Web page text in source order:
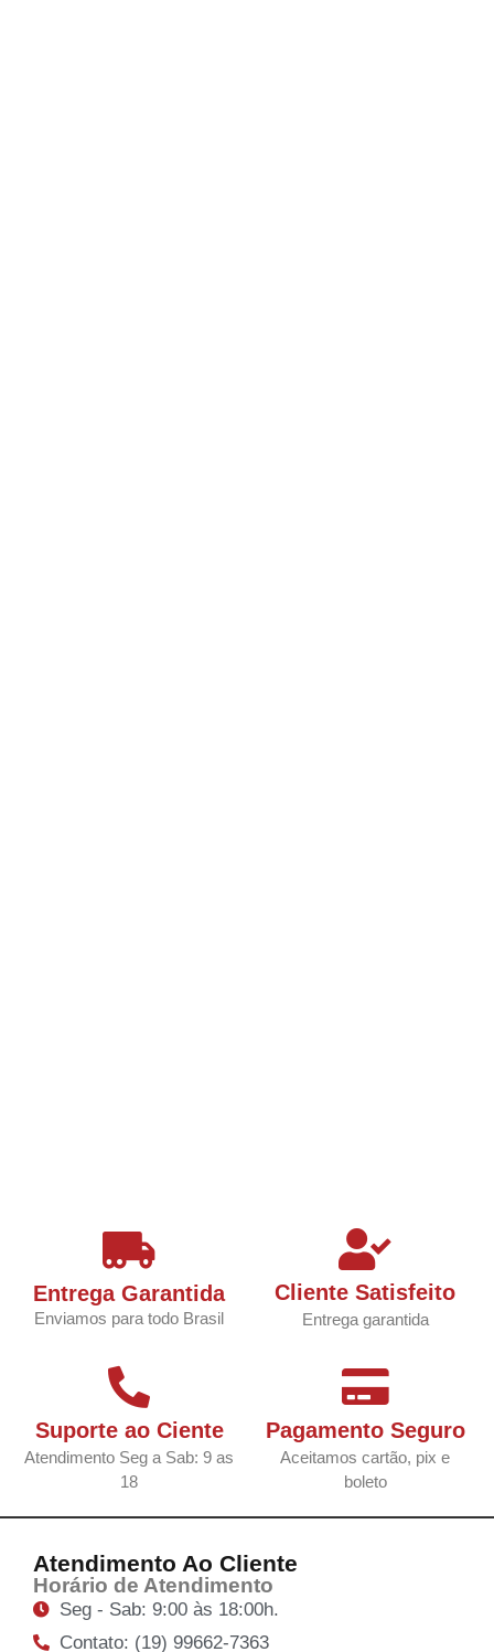
Entrega Garantida
Enviamos para todo Brasil
Cliente Satisfeito
Entrega garantida
Suporte ao Ciente
Atendimento Seg a Sab: 9 as
18
Pagamento Seguro
Aceitamos cartão, pix e
boleto
Atendimento Ao Cliente
Horário de Atendimento
Seg - Sab: 9:00 às 18:00h.
Contato: (19) 99662-7363